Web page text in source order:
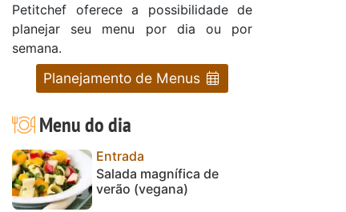
Petitchef oferece a possibilidade de
planejar seu menu por dia ou por
semana.
Planejamento de Menus
Menu do dia
Entrada
Salada magnífica de
verão (vegana)